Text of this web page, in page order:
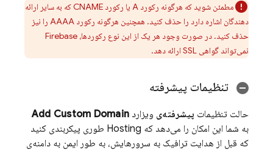
مطمئن شوید که هرگونه رکورد A یا رکورد CNAME که به سایر ارائه
دهندگان اشاره دارد را حذف کنید. همچنین هرگونه رکورد AAAA را نیز
حذف کنید. در صورت وجود هر یک از این نوع رکوردها، Firebase
نمی‌تواند گواهی SSL ارائه دهد.
تنظیمات پیشرفته
حالت تنظیمات پیشرفته‌ی ویزارد Add Custom Domain
به شما این امکان را می‌دهد که Hosting طوری پیکربندی کنید
که قبل از هدایت ترافیک به سرورهایش، به طور ایمن به دامنه‌ی